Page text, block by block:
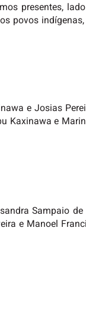
presentes,
povos
e Josias
Kaxinawa e
Sampaio
e Manoel